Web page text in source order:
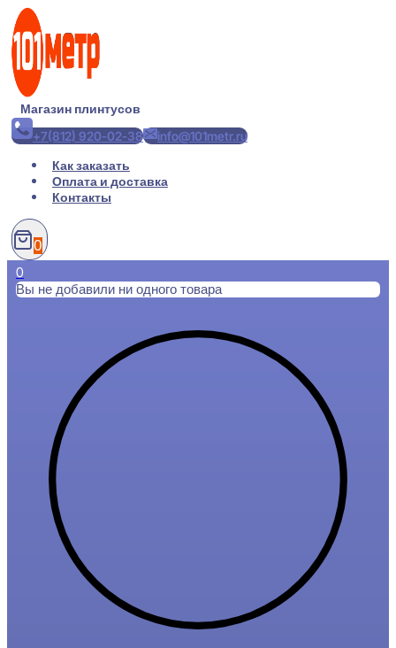
Перейти
содержимому
Магазин плинтусов
+7(812) 920-02-38
info@101metr.ru
Как заказать
Оплата и доставка
Контакты
0
0
Вы не добавили ни одного товара